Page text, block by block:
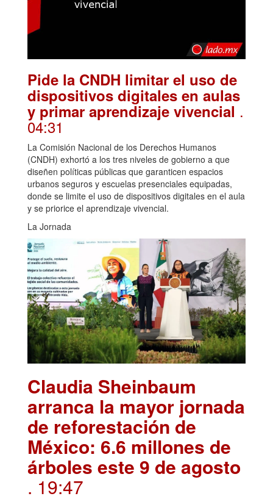
Pide la CNDH limitar el uso de
dispositivos digitales en aulas
y primar aprendizaje vivencial .
04:31
La Comisión Nacional de los Derechos Humanos
(CNDH) exhortó a los tres niveles de gobierno a que
diseñen políticas públicas que garanticen espacios
urbanos seguros y escuelas presenciales equipadas,
donde se limite el uso de dispositivos digitales en el aula
y se priorice el aprendizaje vivencial.
La Jornada
Claudia Sheinbaum
arranca la mayor jornada
de reforestación de
México: 6.6 millones de
árboles este 9 de agosto
. 19:47